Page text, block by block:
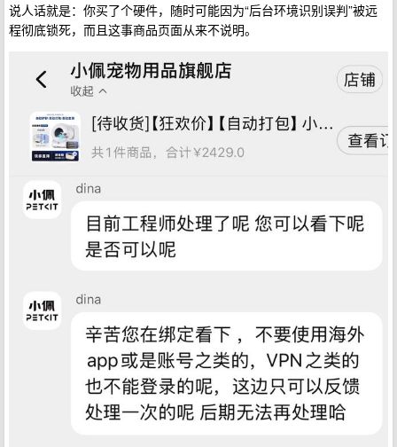
说人话就是：你买了个硬件，随时可能因为“后台环境识别误判”被远
程彻底锁死，而且这事商品页面从来不说明。